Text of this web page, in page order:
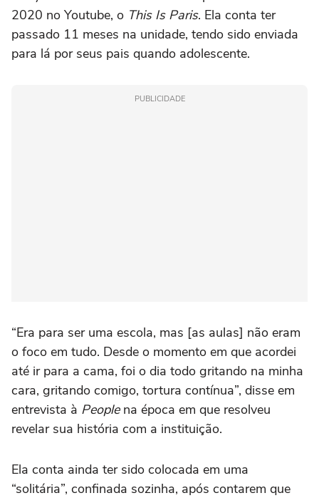
2020 no Youtube, o This Is Paris. Ela conta ter
passado 11 meses na unidade, tendo sido enviada
para lá por seus pais quando adolescente.
PUBLICIDADE
“Era para ser uma escola, mas [as aulas] não eram
o foco em tudo. Desde o momento em que acordei
até ir para a cama, foi o dia todo gritando na minha
cara, gritando comigo, tortura contínua”, disse em
entrevista à Peoplena época em que resolveu
revelar sua história com a instituição.
Ela conta ainda ter sido colocada em uma
“solitária”, confinada sozinha, após contarem que